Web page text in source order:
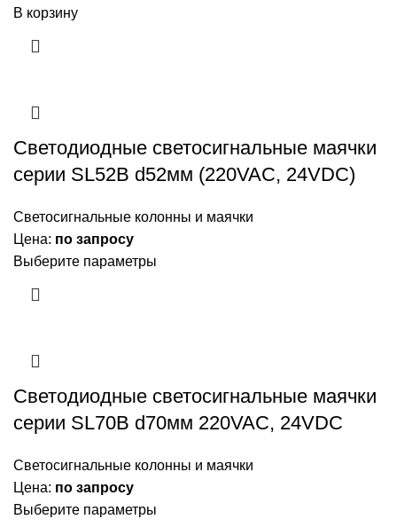
В корзину
Светодиодные светосигнальные маячки
серии SL52B d52мм (220VAC, 24VDC)
Светосигнальные колонны и маячки
Цена: по запросу
Выберите параметры
Светодиодные светосигнальные маячки
серии SL70B d70мм 220VAC, 24VDC
Светосигнальные колонны и маячки
Цена: по запросу
Выберите параметры